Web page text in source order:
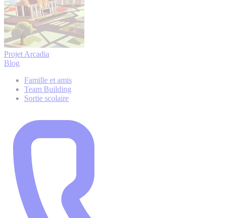
Projet Arcadia
Blog
Famille et amis
Team Building
Sortie scolaire